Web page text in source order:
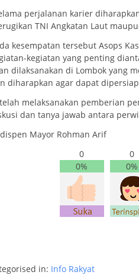
perjalanan karier
TNI Angkatan Laut
kesempatan tersebut Asops
kegiatan yang penting
dilaksanakan di Lombok yang
diharapkan agar dapat
melaksanakan pemberian
dan tanya jawab antara
Mayor Rohman Arif
0
0%
0
0%
in: Info Rakyat